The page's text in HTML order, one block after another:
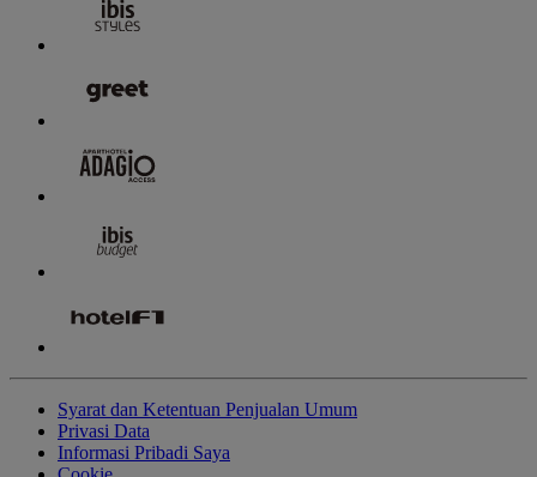
Syarat dan Ketentuan Penjualan Umum
Privasi Data
Informasi Pribadi Saya